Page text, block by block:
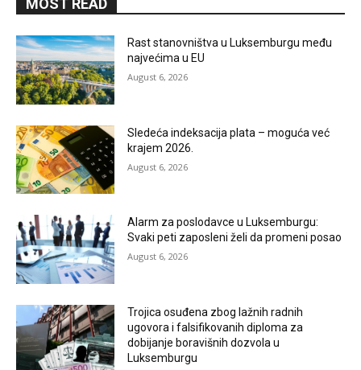
MOST READ
Rast stanovništva u Luksemburgu među
najvećima u EU
August 6, 2026
Sledeća indeksacija plata – moguća već
krajem 2026.
August 6, 2026
Alarm za poslodavce u Luksemburgu:
Svaki peti zaposleni želi da promeni posao
August 6, 2026
Trojica osuđena zbog lažnih radnih
ugovora i falsifikovanih diploma za
dobijanje boravišnih dozvola u
Luksemburgu